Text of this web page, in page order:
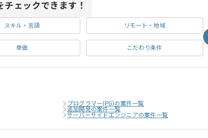
ェックできます！
スキル・言語 リモート・地域
単価 こだわり条件
プログラマー(PG)の案件一覧
追加開発の案件一覧
サーバーサイドエンジニアの案件一覧